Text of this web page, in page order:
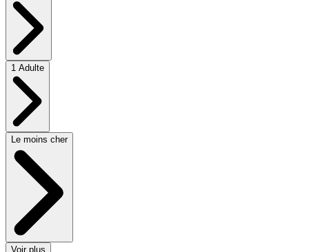
1 Adulte
Le moins cher
Voir plus